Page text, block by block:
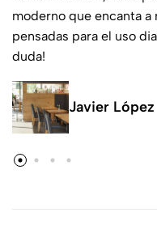
moderno que encanta a
pensadas para el uso
duda!
Javier López